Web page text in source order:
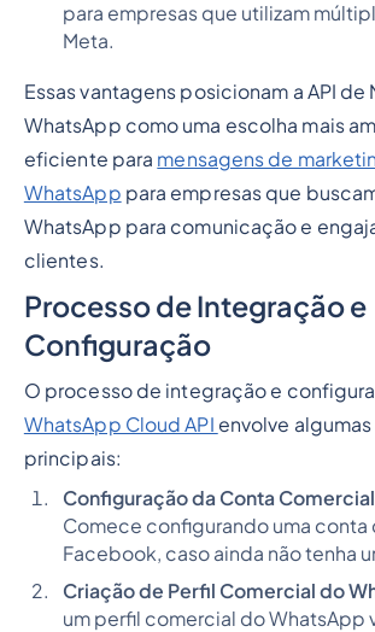
para empresas que utilizam
Meta.
Essas vantagens posicionam a API de
WhatsApp como uma escolha mais
eficiente para mensagens de
WhatsApp para empresas que
WhatsApp para comunicação e
clientes.
Processo de Integração e
Configuração
O processo de integração e
WhatsApp Cloud API envolve
principais:
Configuração da Conta
Comece configurando uma
Facebook, caso ainda não tenha
Criação de Perfil Comercial do
um perfil comercial do WhatsApp